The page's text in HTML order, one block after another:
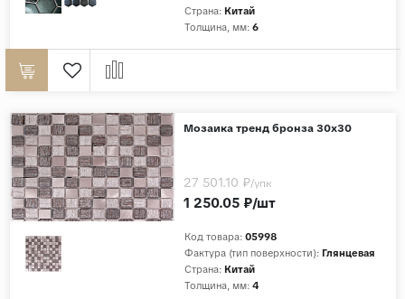
Страна: Китай
Толщина, мм: 6
Мозаика тренд бронза 30х30
Код товара: 05998
Фактура (тип поверхности): Глянцевая
Страна: Китай
Толщина, мм: 4
1 250.05 ₽/шт
27 501.10 ₽/упк